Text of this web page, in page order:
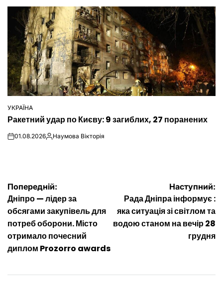
ОПУБЛІКУВАТИ
У
УКРАЇНА
Ракетний удар по Києву: 9 загиблих, 27 поранених
on01.08.2026Опубліковано
Наумова Вікторія
Навігація
записів
Попередній:
Дніпро — лідер за
обсягами закупівель для
потреб оборони. Місто
отримало почесний
диплом Prozorro awards
Наступний:
Рада Дніпра інформує :
яка ситуація зі світлом та
водою станом на вечір 28
грудня